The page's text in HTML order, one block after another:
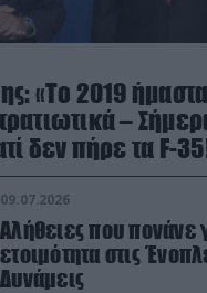
«Το 2019
–
δεν πήρε τα F-
09.07.2026
Αλήθειες που πονάνε
ετοιμότητα στις
Δυνάμεις